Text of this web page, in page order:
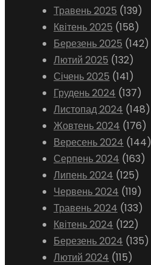
Травень 2025 (139)
Квітень 2025 (158)
Березень 2025 (142)
Лютий 2025 (132)
Січень 2025 (141)
Грудень 2024 (137)
Листопад 2024 (148)
Жовтень 2024 (176)
Вересень 2024 (144)
Серпень 2024 (163)
Липень 2024 (125)
Червень 2024 (119)
Травень 2024 (133)
Квітень 2024 (122)
Березень 2024 (135)
Лютий 2024 (115)